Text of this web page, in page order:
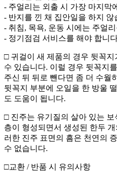
- 주얼리는 외출 시 가장 마지막
- 반지를 낀 채 집안일을 하지 않
- 취침, 목욕, 운동 시에는 주얼
- 정기점검 서비스를 해야 합니
□ 귀걸이 새 제품의 경우 뒷꼭
수 있습니다. 이럴 경우 뒷꼭지
주신 뒤 뒤로 뺀다면 좀 더 수월
뒷꼭지 부분에 오일을 한 방울
도 도움이 됩니다.
□ 진주는 유기질의 살아 있는
층이 형성되면서 생성된 한두
러한 진주 표면의 흠은 천연의
수 없습니다.
□교환 / 반품 시 유의사항